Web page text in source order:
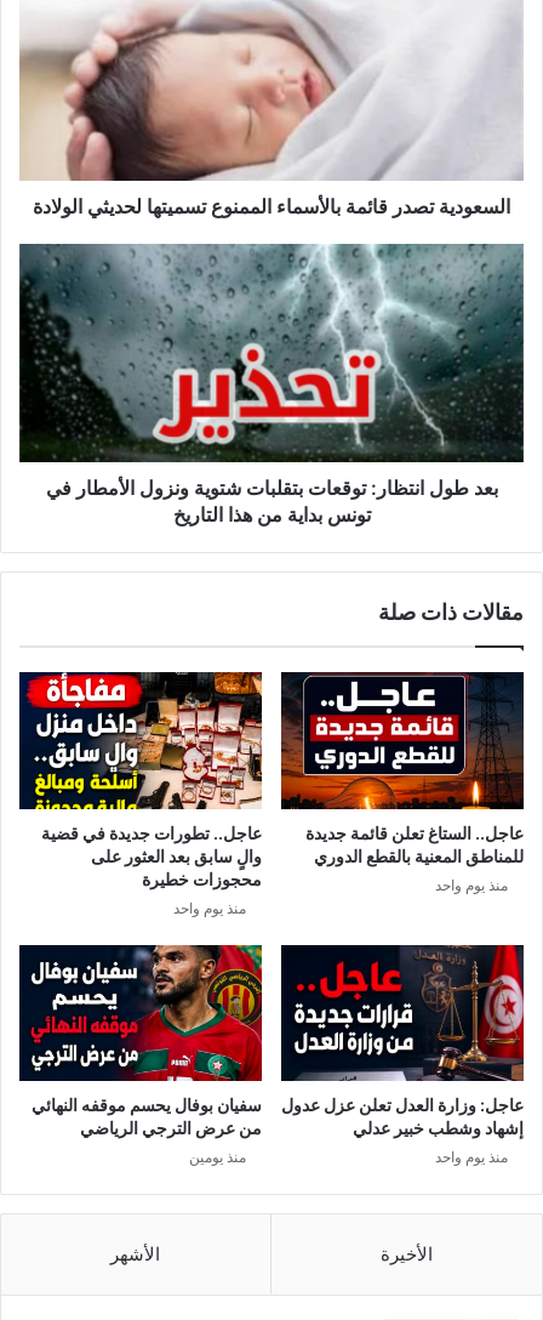
السعودية تصدر قائمة بالأسماء الممنوع تسميتها لحديثي الولادة
بعد
طول
انتظار:
توقعات
بتقلبات
شتوية
ونزول
الأمطار
في
تونسبعد طول انتظار: توقعات بتقلبات شتوية ونزول الأمطار في
تونس بداية من هذا التاريخ
مقالات ذات صلة
عاجل.. الستاغ تعلن قائمة جديدة
للمناطق المعنية بالقطع الدوري
منذ يوم واحد
عاجل.. تطورات جديدة في قضية
والٍ سابق بعد العثور على
محجوزات خطيرة
منذ يوم واحد
عاجل: وزارة العدل تعلن عزل عدول
إشهاد وشطب خبير عدلي
منذ يوم واحد
سفيان بوفال يحسم موقفه النهائي
من عرض الترجي الرياضي
منذ يومين
الأخيرة الأشهر